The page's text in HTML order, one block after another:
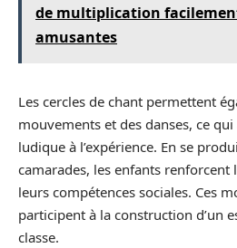
de multiplication
amusantes
Les cercles de chant permettent
mouvements et des danses, ce
ludique à l’expérience. En se
camarades, les enfants renforcent
leurs compétences sociales. Ces
participent à la construction d’un
classe.